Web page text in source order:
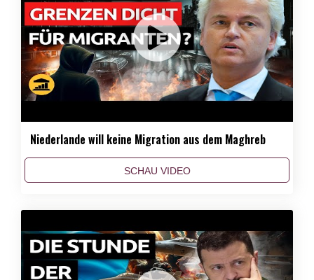
Niederlande will keine Migration aus dem Maghreb
SCHAU VIDEO